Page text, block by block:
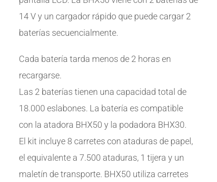
14 V y un cargador rápido que puede cargar 2
baterías secuencialmente.
Cada batería tarda menos de 2 horas en
recargarse.
Las 2 baterías tienen una capacidad total de
18.000 eslabones. La batería es compatible
con la atadora BHX50 y la podadora BHX30.
El kit incluye 8 carretes con ataduras de papel,
el equivalente a 7.500 ataduras, 1 tijera y un
maletín de transporte. BHX50 utiliza carretes